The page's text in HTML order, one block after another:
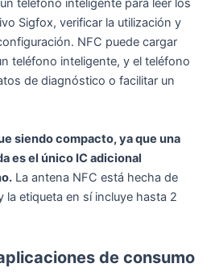
teléfono inteligente para leer los
Sigfox, verificar la utilización y
NFC puede cargar
teléfono inteligente, y el teléfono
de diagnóstico o facilitar un
siendo compacto, ya que una
es el único IC adicional
La antena NFC está hecha de
la etiqueta en sí incluye hasta 2
de consumo